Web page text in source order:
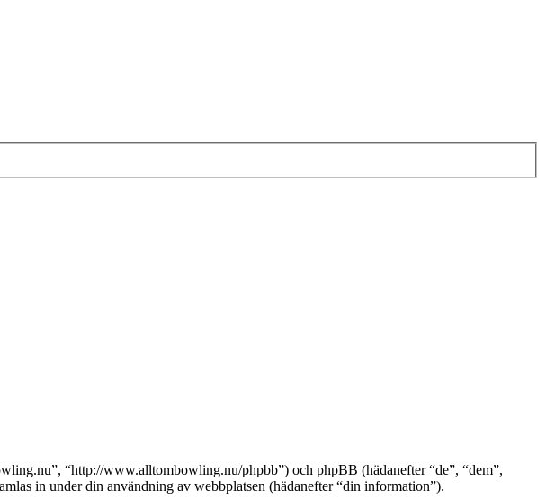
“http://www.alltombowling.nu/phpbb”) och phpBB (hädanefter “de”, “dem”,
in under din användning av webbplatsen (hädanefter “din information”).